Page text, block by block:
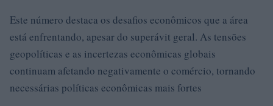
Este número destaca os desafios econômicos que a área
está enfrentando, apesar do superávit geral. As tensões
geopolíticas e as incertezas econômicas globais
continuam afetando negativamente o comércio, tornando
necessárias políticas econômicas mais fortes